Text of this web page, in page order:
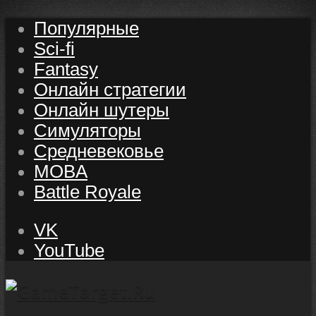
Популярные
Sci-fi
Fantasy
Онлайн стратегии
Онлайн шутеры
Симуляторы
Средневековье
MOBA
Battle Royale
VK
YouTube